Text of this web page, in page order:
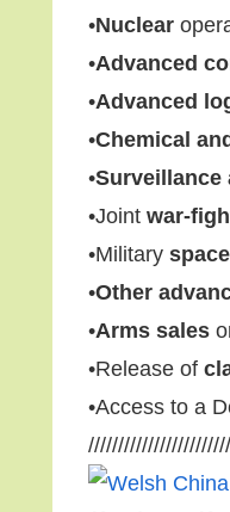
•Nuclear
•Advanced
•Advanced
•Chemical
•Surveillance
•Joint war-
•Military space
•Other
•Arms sales
•Release of
•Access to a